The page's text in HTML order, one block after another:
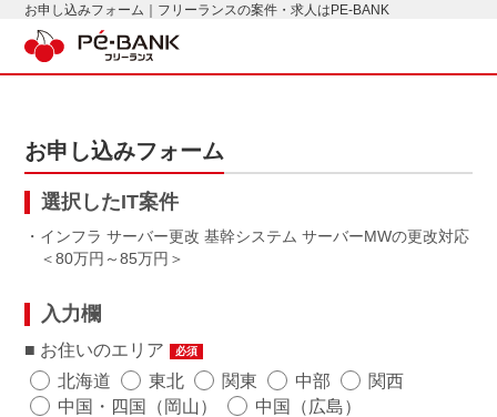
お申し込みフォーム｜フリーランスの案件・求人はPE-BANK
お申し込みフォーム
選択したIT案件
・インフラ サーバー更改 基幹システム サーバーMWの更改対応
80万円～85万円
入力欄
お住いのエリア 必須
北海道 東北 関東 中部
関西
中国・四国（岡山）
中国（広島）